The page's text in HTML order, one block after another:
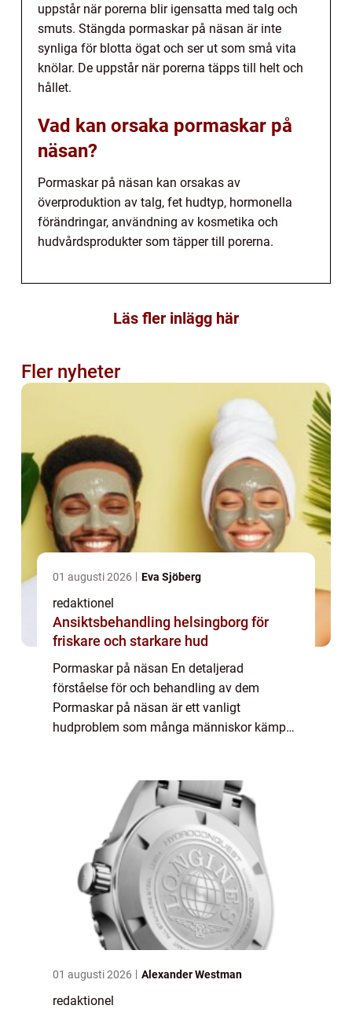
uppstår när porerna blir igensatta med talg och
smuts. Stängda pormaskar på näsan är inte
synliga för blotta ögat och ser ut som små vita
knölar. De uppstår när porerna täpps till helt och
hållet.
Vad kan orsaka pormaskar på
näsan?
Pormaskar på näsan kan orsakas av
överproduktion av talg, fet hudtyp, hormonella
förändringar, användning av kosmetika och
hudvårdsprodukter som täpper till porerna.
Läs fler inlägg här
Fler nyheter
01 augusti 2026 Eva Sjöberg
redaktionel
Ansiktsbehandling helsingborg för
friskare och starkare hud
Pormaskar på näsan En detaljerad
förståelse för och behandling av dem
Pormaskar på näsan är ett vanligt
hudproblem som många människor kämpar
finns, kvantitativa mät...
01 augusti 2026 Alexander Westman
redaktionel